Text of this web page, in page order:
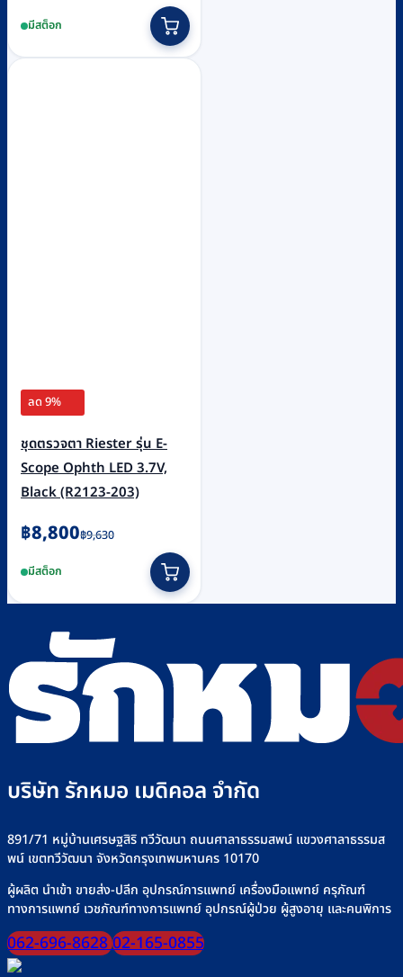
was:
฿19,630.
is:
฿17,900.
มีสต็อก
ลด 9%
ชุดตรวจตา Riester รุ่น E-
Scope Ophth LED 3.7V,
Black (R2123-203)
฿9,630
Original
was:
฿9,630.
฿8,800
Current
is:
฿8,800.
มีสต็อก
บริษัท รักหมอ เมดิคอล จำกัด
891/71 หมู่บ้านเศรษฐสิริ ทวีวัฒนา ถนนศาลาธรรมสพน์ แขวงศาลาธรรมส
พน์ เขตทวีวัฒนา จังหวัดกรุงเทพมหานคร 10170
ผู้ผลิต นำเข้า ขายส่ง-ปลีก อุปกรณ์การแพทย์ เครื่องมือแพทย์ ครุภัณฑ์
ทางการแพทย์ เวชภัณฑ์ทางการแพทย์ อุปกรณ์ผู้ป่วย ผู้สูงอายุ และคนพิการ
062-696-862802-165-0855